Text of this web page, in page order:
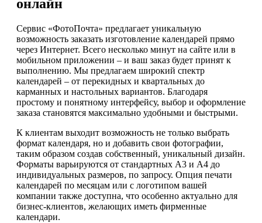
онлайн
Сервис «ФотоПочта» предлагает уникальную
возможность заказать изготовление календарей прямо
через Интернет. Всего несколько минут на сайте или в
мобильном приложении – и ваш заказ будет принят к
выполнению. Мы предлагаем широкий спектр
календарей – от перекидных и квартальных до
карманных и настольных вариантов. Благодаря
простому и понятному интерфейсу, выбор и оформление
заказа становятся максимально удобными и быстрыми.
К клиентам выходит возможность не только выбрать
формат календаря, но и добавить свои фотографии,
таким образом создав собственный, уникальный дизайн.
Форматы варьируются от стандартных А3 и А4 до
индивидуальных размеров, по запросу. Опция печати
календарей по месяцам или с логотипом вашей
компании также доступна, что особенно актуально для
бизнес-клиентов, желающих иметь фирменные
календари.